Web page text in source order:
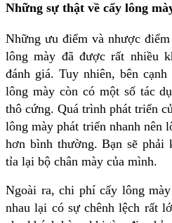
Những sự thật về cấy lông
Những ưu điểm và nhược
lông mày đã được rất nhiều
đánh giá. Tuy nhiên, bên
lông mày còn có một số tác
thô cứng. Quá trình phát triển
lông mày phát triển nhanh nên
hơn bình thường. Bạn sẽ phải
tỉa lại bộ chân mày của mình.
Ngoài ra, chi phí cấy lông
nhau lại có sự chênh lệch rất